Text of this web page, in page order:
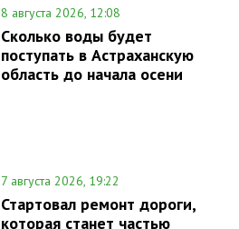
8 августа 2026, 12:08
Сколько воды будет
поступать в Астраханскую
область до начала осени
7 августа 2026, 19:22
Стартовал ремонт дороги,
которая станет частью